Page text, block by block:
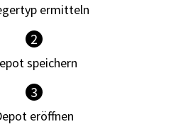
ermitteln
2
speichern
3
eröffnen